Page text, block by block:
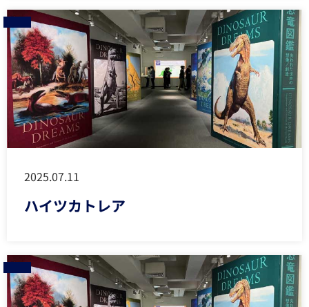
2025.07.11
ハイツカトレア